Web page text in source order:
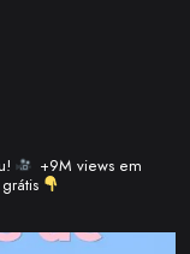
+9M views em